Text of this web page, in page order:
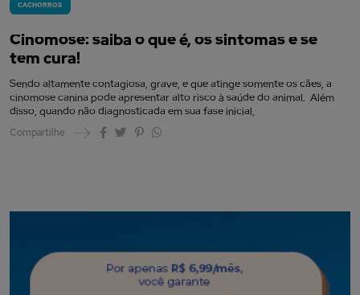
CACHORROS
Cinomose: saiba o que é, os sintomas e se
tem cura!
Sendo altamente contagiosa, grave, e que atinge somente os cães, a
cinomose canina pode apresentar alto risco à saúde do animal. Além
disso, quando não diagnosticada em sua fase inicial,
Compartilhe